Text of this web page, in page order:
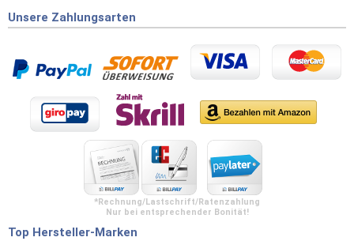
Unsere Zahlungsarten
*Rechnung/Lastschrift/Ratenzahlung
Nur bei entsprechender Bonität!
Top Hersteller-Marken